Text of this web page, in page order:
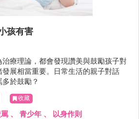
孩有害
療理論，都會發現讚美與鼓勵孩子對
展相當重要。日常生活的親子對話
於鼓勵？
收藏
、 青少年 、 以身作則